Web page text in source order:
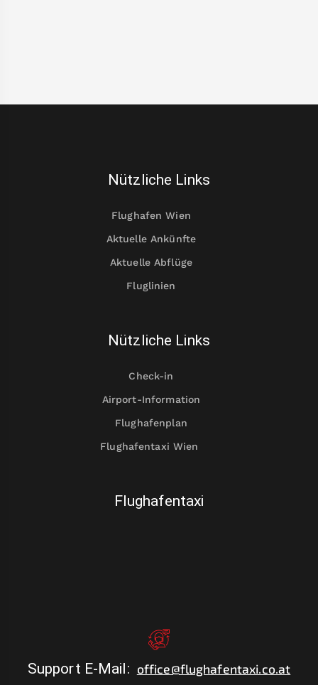
Nützliche Links
Flughafen Wien
Aktuelle Ankünfte
Aktuelle Abflüge
Fluglinien
Nützliche Links
Check-in
Airport-Information
Flughafenplan
Flughafentaxi Wien
Flughafentaxi
Support E-Mail: office@flughafentaxi.co.at